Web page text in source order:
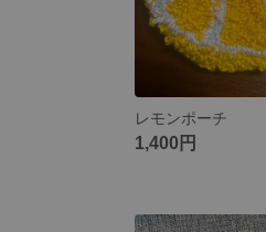
レモンポーチ
1,400円